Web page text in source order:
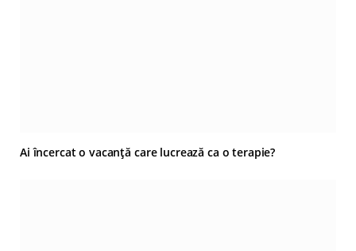
Ai încercat o vacanță care lucrează ca o terapie?